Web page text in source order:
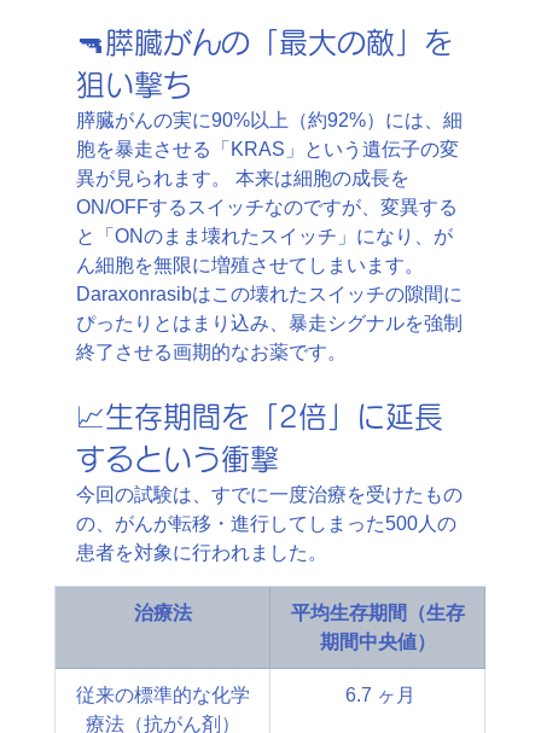
🔫膵臓がんの「最大の敵」を
狙い撃ち
膵臓がんの実に90%以上（約92%）には、細
胞を暴走させる「KRAS」という遺伝子の変
異が見られます。 本来は細胞の成長を
ON/OFFするスイッチなのですが、変異する
と「ONのまま壊れたスイッチ」になり、が
ん細胞を無限に増殖させてしまいます。
Daraxonrasibはこの壊れたスイッチの隙間に
ぴったりとはまり込み、暴走シグナルを強制
終了させる画期的なお薬です。
📈生存期間を「2倍」に延長
するという衝撃
今回の試験は、すでに一度治療を受けたもの
の、がんが転移・進行してしまった500人の
患者を対象に行われました。
治療法
平均生存期間（生存
期間中央値）
従来の標準的な化学
療法（抗がん剤）
6.7 ヶ月